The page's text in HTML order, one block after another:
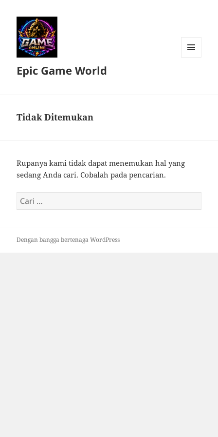
Epic Game World
Tidak Ditemukan
Rupanya kami tidak dapat menemukan hal yang
sedang Anda cari. Cobalah pada pencarian.
Cari
untuk:
Dengan bangga bertenaga WordPress